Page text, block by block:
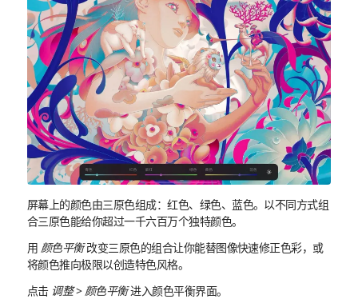
屏幕上的颜色由三原色组成：红色、绿色、蓝色。以不同方式组
合三原色能给你超过一千六百万个独特颜色。
用 颜色平衡改变三原色的组合让你能替图像快速修正色彩，或
将颜色推向极限以创造特色风格。
点击 调整> 颜色平衡进入颜色平衡界面。